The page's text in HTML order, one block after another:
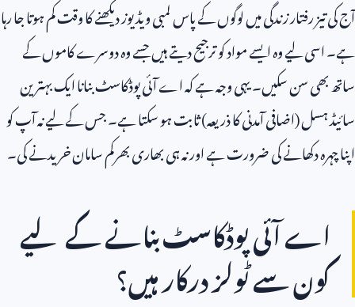
آج کی تیز رفتار زندگی میں لوگوں کے پاس لمبی ویڈیوز دیکھنے کا وقت کم ہوتا جا رہا
ہے۔ اسی لیے وہ ایسے مواد کو ترجیح دیتے ہیں جسے وہ دوسرے کاموں کے
ساتھ بھی سن سکیں۔ یہی وجہ ہے کہ اے آئی پوڈکاسٹ بنانا ایک بہترین
سائیڈ ہسل (اضافی آمدنی کا ذریعہ) ثابت ہو سکتا ہے۔ جس کے لیے نہ آپ کو
اپنا چہرہ دکھانے کی ضرورت ہے اور نہ ہی بھاری بھرکم سامان خریدنے کی۔
اے آئی پوڈکاسٹ بنانے کے لیے
کون سے ٹولز درکار ہیں؟